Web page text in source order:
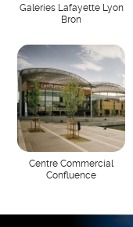
Galeries Lafayette Lyon
Bron
Centre Commercial
Confluence